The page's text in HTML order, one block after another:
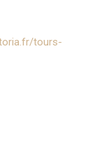
tours-